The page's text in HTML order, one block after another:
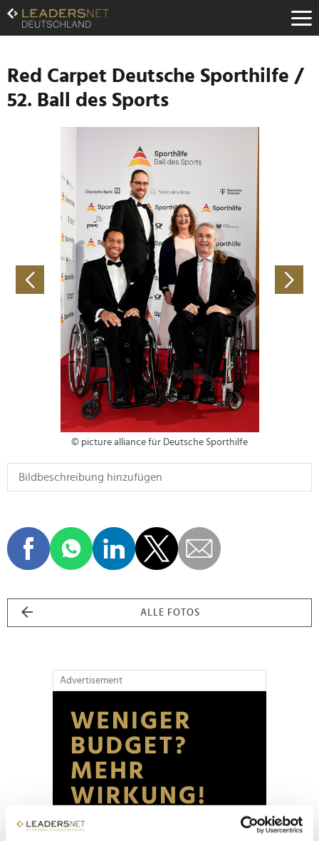
Zum
Inhalt
Zur
Navigation
Zur
Hauptnavigation
Red Carpet Deutsche Sporthilfe /
52. Ball des Sports
© picture alliance für Deutsche Sporthilfe
ALLE FOTOS
Advertisement